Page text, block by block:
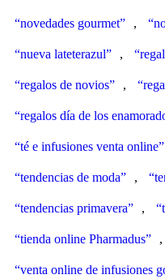
“novedades gourmet” ,
“nueva lateterazul” ,
“regalos de novios” ,
“regalos día de los
“té e infusiones venta online”
“tendencias de moda” ,
“tendencias primavera” ,
“tienda online Pharmadus” ,
“venta online de infusiones